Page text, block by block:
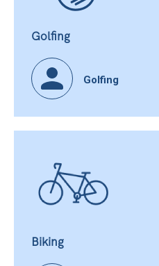
Golfing
Golfing
Biking